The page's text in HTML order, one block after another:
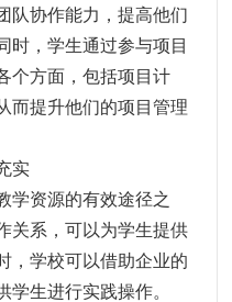
队协作能力，提高他们
时，学生通过参与项目
个方面，包括项目计
而提升他们的项目管理
实
学资源的有效途径之
关系，可以为学生提供
，学校可以借助企业的
学生进行实践操作。